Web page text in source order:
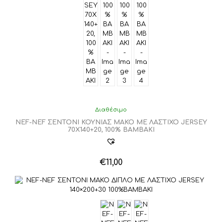
Διαθέσιμο
NEF-NEF ΣΕΝΤΟΝΙ ΚΟΥΝΙΑΣ ΜΑΚΟ ΜΕ ΛΑΣΤΙΧΟ JERSEY
70X140+20, 100% ΒΑΜΒΑΚΙ
€11,00
το
προϊόν
έχει
πολλαπλές
παραλλαγές.